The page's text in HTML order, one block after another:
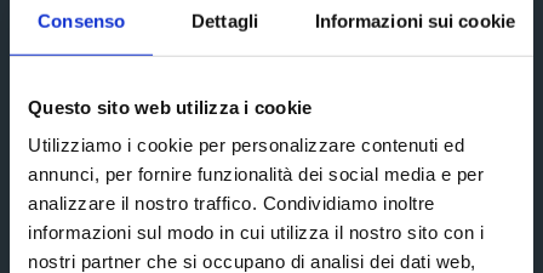
Consenso Dettagli Informazioni sui cookie
Questo sito web utilizza i cookie
Utilizziamo i cookie per personalizzare contenuti ed
annunci, per fornire funzionalità dei social media e per
analizzare il nostro traffico. Condividiamo inoltre
informazioni sul modo in cui utilizza il nostro sito con i
nostri partner che si occupano di analisi dei dati web,
Scrivici un messaggio